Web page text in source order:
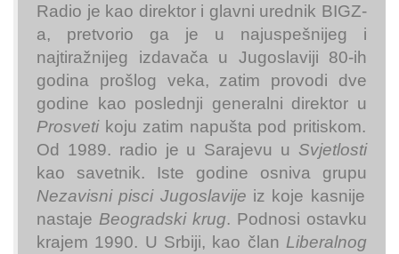
Radio je kao direktor i glavni urednik BIGZ-
a, pretvorio ga je u najuspešnijeg i
najtiražnijeg izdavača u Jugoslaviji 80-ih
godina prošlog veka, zatim provodi dve
godine kao poslednji generalni direktor u
Prosveti koju zatim napušta pod pritiskom.
Od 1989. radio je u Sarajevu u Svjetlosti
kao savetnik. Iste godine osniva grupu
Nezavisni pisci Jugoslavije iz koje kasnije
nastaje Beogradski krug. Podnosi ostavku
krajem 1990. U Srbiji, kao član Liberalnog